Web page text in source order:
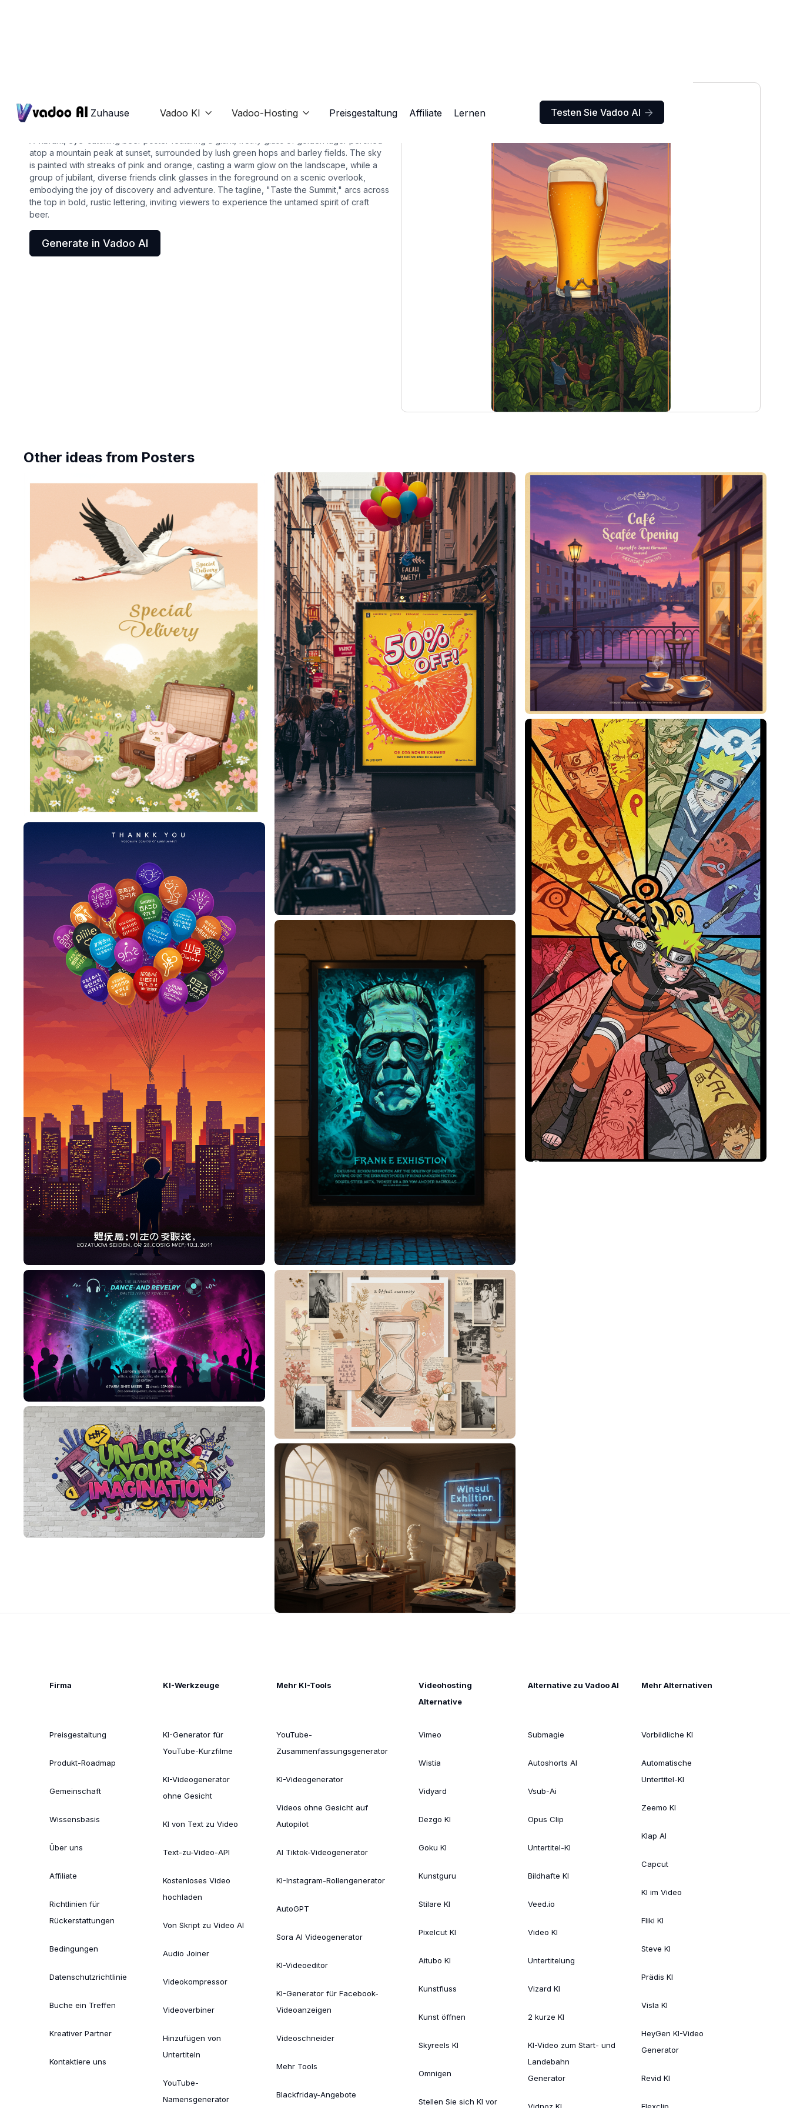
Zuhause Vadoo KI  Vadoo-Hosting  Preisgestaltung Affiliate Lernen Testen Sie Vadoo AI 
beer poster
atop a mountain peak at sunset, surrounded by lush green hops and barley fields. The sky
is painted with streaks of pink and orange, casting a warm glow on the landscape, while a
group of jubilant, diverse friends clink glasses in the foreground on a scenic overlook,
embodying the joy of discovery and adventure. The tagline, "Taste the Summit," arcs across
the top in bold, rustic lettering, inviting viewers to experience the untamed spirit of craft
beer.
Generate in Vadoo AI
Other ideas from Posters
Firma
Preisgestaltung
Produkt-Roadmap
Gemeinschaft
Wissensbasis
Über uns
Affiliate
Richtlinien für
Rückerstattungen
Bedingungen
Datenschutzrichtlinie
Buche ein Treffen
Kreativer Partner
Kontaktiere uns
KI-Werkzeuge
KI-Generator für
YouTube-Kurzfilme
KI-Videogenerator
ohne Gesicht
KI von Text zu Video
Text-zu-Video-API
Kostenloses Video
hochladen
Von Skript zu Video AI
Audio Joiner
Videokompressor
Videoverbiner
Hinzufügen von
Untertiteln
YouTube-
Namensgenerator
Mehr KI-Tools
YouTube-
Zusammenfassungsgenerator
KI-Videogenerator
Videos ohne Gesicht auf
Autopilot
AI Tiktok-Videogenerator
KI-Instagram-Rollengenerator
AutoGPT
Sora AI Videogenerator
KI-Videoeditor
KI-Generator für Facebook-
Videoanzeigen
Videoschneider
Mehr Tools
Blackfriday-Angebote
Videohosting
Alternative
Vimeo
Wistia
Vidyard
Dezgo KI
Goku KI
Kunstguru
Stilare KI
Pixelcut KI
Aitubo KI
Kunstfluss
Kunst öffnen
Skyreels KI
Omnigen
Stellen Sie sich KI vor
Alternative zu Vadoo AI
Submagie
Autoshorts AI
Vsub-Ai
Opus Clip
Untertitel-KI
Bildhafte KI
Veed.io
Video KI
Untertitelung
Vizard KI
2 kurze KI
KI-Video zum Start- und
Landebahn
Generator
Mehr Alternativen
Vorbildliche KI
Automatische
Untertitel-KI
Zeemo KI
Klap AI
Capcut
KI im Video
Fliki KI
Steve KI
Prädis KI
Visla KI
HeyGen KI-Video
Generator
Revid KI